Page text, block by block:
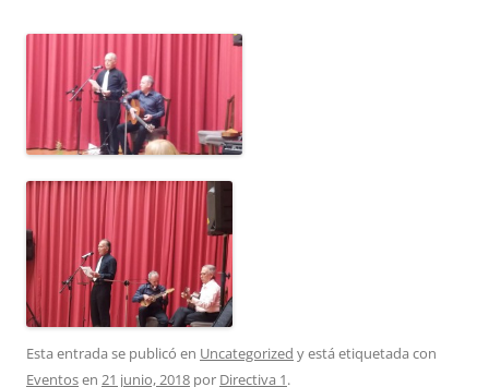
Esta entrada se publicó en Uncategorized y está etiquetada con
Eventosen 21 junio, 2018 por Directiva 1.